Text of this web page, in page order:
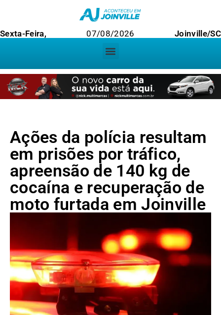
Sexta-Feira, 07/08/2026 Joinville/SC
Ações da polícia resultam
em prisões por tráfico,
apreensão de 140 kg de
cocaína e recuperação de
moto furtada em Joinville